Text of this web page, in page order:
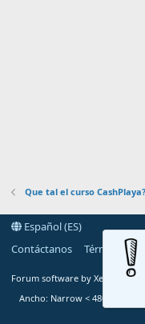
Que tal el curso CashPlaya?
Español (ES)
Contáctanos
Términos y
Forum software by XenForo®
Ancho